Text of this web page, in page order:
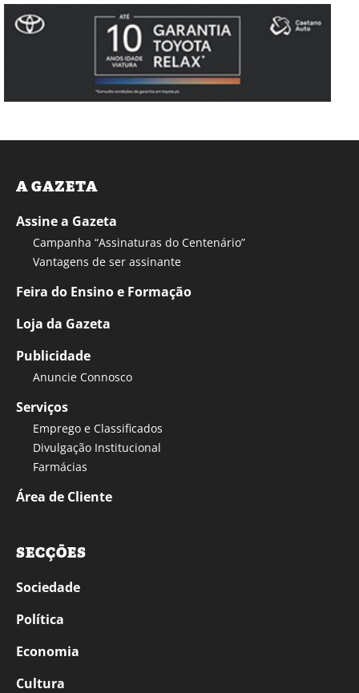
A GAZETA
Assine a Gazeta
Campanha “Assinaturas do Centenário”
Vantagens de ser assinante
Feira do Ensino e Formação
Loja da Gazeta
Publicidade
Anuncie Connosco
Serviços
Emprego e Classificados
Divulgação Institucional
Farmácias
Área de Cliente
SECÇÕES
Sociedade
Política
Economia
Cultura